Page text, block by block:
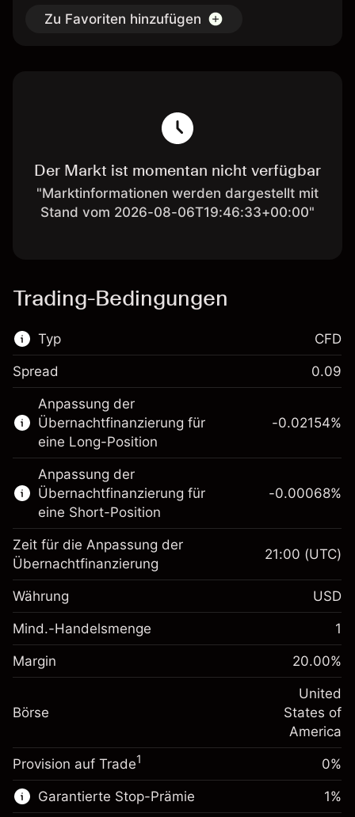
Zu Favoriten hinzufügen
Der Markt ist momentan nicht verfügbar
"Marktinformationen werden dargestellt mit
Stand vom 2026-08-06T19:46:33+00:00"
Trading-Bedingungen
Typ
Dieser Finanzmarkt steht für das CFD-
Trading zur Verfügung.
Erfahren Sie mehr über:
CFDs
CFD
Spread 0.09
Anpassung der
Übernachtfinanzierung für
eine Long-Position
Margin. Ihre Investition
$1,000.00
Anpassung der
Übernachtfinanzierung
fremdfinanzierten
(-$1.08)
~$5,000.00
Zur Plattform
-0.02154%
Anpassung der
Übernachtfinanzierung für
eine Short-Position
Margin. Ihre Investition
$1,000.00
Anpassung der
-0.000682
%
(-$0.03)
Positionsgröße mit Hebelwirkung
~$5,000.00
Geld aus Hebelwirkung ~
-0.00068%
Zeit für die Anpassung der
Übernachtfinanzierung
21:00 (UTC)
Währung USD
Mind.-Handelsmenge 1
Margin 20.00%
Börse
United
States of
America
Provision auf Trade1 0%
Garantierte Stop-Prämie 1%